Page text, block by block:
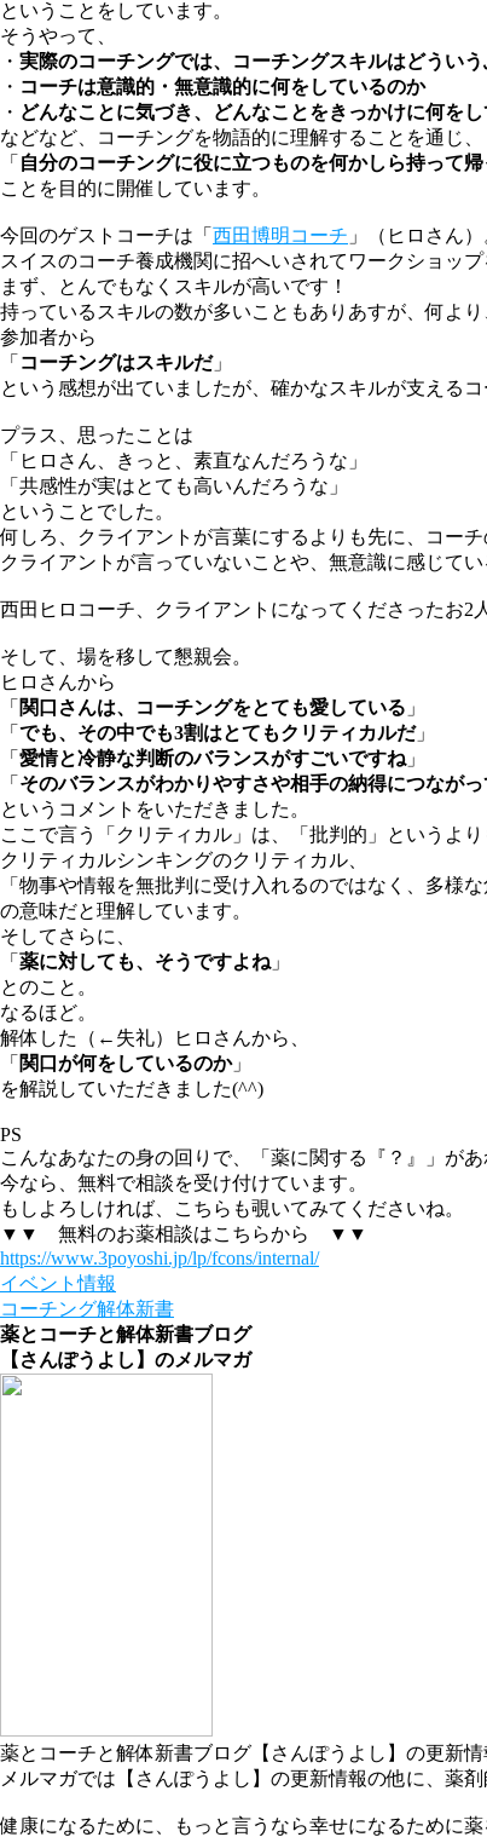
ということをしています。
そうやって、
・ 実際のコーチングでは、コーチングスキルはどうい
・ コーチは意識的・無意識的に何をしているのか
・ どんなことに気づき、どんなことをきっかけに何を
などなど、コーチングを物語的に理解することを通じ、
「 自分のコーチングに役に立つものを何かしら持って帰
ことを目的に開催しています。
今回のゲストコーチは「 西田博明コーチ 」（ヒロさん）
スイスのコーチ養成機関に招へいされてワークショッ
まず、とんでもなくスキルが高いです！
持っているスキルの数が多いこともありあすが、何よ
参加者から
「 コーチングはスキルだ」
という感想が出ていましたが、確かなスキルが支える
プラス、思ったことは
「ヒロさん、きっと、素直なんだろうな」
「共感性が実はとても高いんだろうな」
ということでした。
何しろ、クライアントが言葉にするよりも先に、コー
クライアントが言っていないことや、無意識に感じて
西田ヒロコーチ、クライアントになってくださったお2
そして、場を移して懇親会。
ヒロさんから
「 関口さんは、コーチングをとても愛している 」
「 でも、その中でも3割はとてもクリティカルだ」
「 愛情と冷静な判断のバランスがすごいですね 」
「 そのバランスがわかりやすさや相手の納得につなが
というコメントをいただきました。
ここで言う「クリティカル」は、「批判的」というより
クリティカルシンキングのクリティカル、
「物事や情報を無批判に受け入れるのではなく、多様
の意味だと理解しています。
そしてさらに、
「 薬に対しても、そうですよね 」
とのこと。
なるほど。
解体した（←失礼）ヒロさんから、
「 関口が何をしているのか」
を解説していただきました(^^)
PS
こんなあなたの身の回りで、「薬に関する『？』」があ
今なら、無料で相談を受け付けています。
もしよろしければ、こちらも覗いてみてくださいね。
▼▼ 無料のお薬相談はこちらから ▼▼
https://www.3poyoshi.jp/lp/fcons/internal/
イベント情報
コーチング解体新書
薬とコーチと解体新書ブログ
【さんぽうよし】のメルマガ
薬とコーチと解体新書ブログ【さんぽうよし】の更新
メルマガでは【さんぽうよし】の更新情報の他に、薬
健康になるために、もっと言うなら幸せになるために